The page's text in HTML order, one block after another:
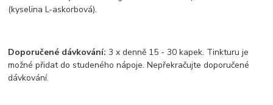
(kyselina L-askorbová).
Doporučené dávkování: 3 x denně 15 - 30 kapek. Tinkturu je
možné přidat do studeného nápoje. Nepřekračujte doporučené
dávkování.